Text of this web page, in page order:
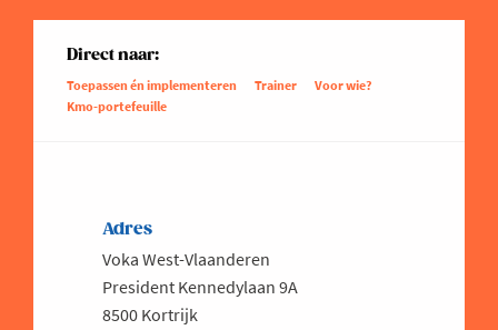
Direct naar:
Toepassen én implementeren Trainer
Voor wie?
Kmo-portefeuille
Adres
Voka West-Vlaanderen
President Kennedylaan 9A
8500 Kortrijk